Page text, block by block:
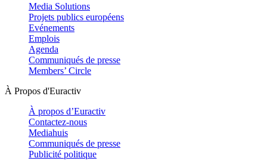
Media Solutions
Projets publics européens
Evénements
Emplois
Agenda
Communiqués de presse
Members’ Circle
À Propos d'Euractiv
À propos d’Euractiv
Contactez-nous
Mediahuis
Communiqués de presse
Publicité politique